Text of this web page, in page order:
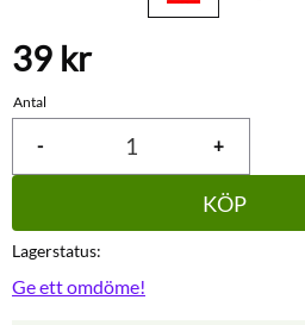
39 kr
Antal
+
-
KÖP
Lagerstatus
Ge ett omdöme!